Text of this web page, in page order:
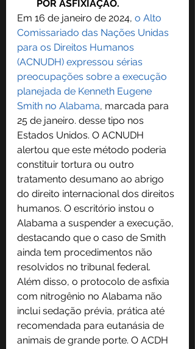
POR ASFIXIAÇÃO.
Em 16 de janeiro de 2024, o Alto
Comissariado das Nações Unidas
para os Direitos Humanos
(ACNUDH) expressou sérias
preocupações sobre a execução
planejada de Kenneth Eugene
Smith no Alabama, marcada para
25 de janeiro. desse tipo nos
Estados Unidos. O ACNUDH
alertou que este método poderia
constituir tortura ou outro
tratamento desumano ao abrigo
do direito internacional dos direitos
humanos. O escritório instou o
Alabama a suspender a execução,
destacando que o caso de Smith
ainda tem procedimentos não
resolvidos no tribunal federal.
Além disso, o protocolo de asfixia
com nitrogênio no Alabama não
inclui sedação prévia, prática até
recomendada para eutanásia de
animais de grande porte. O ACDH